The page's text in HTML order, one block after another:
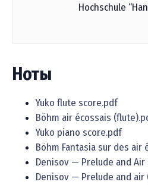
Hochschule
Ноты
Yuko flute score.pdf
Böhm air écossais
Yuko piano score.pdf
Böhm Fantasia sur des air
Denisov — Prelude and
Denisov — Prelude and air